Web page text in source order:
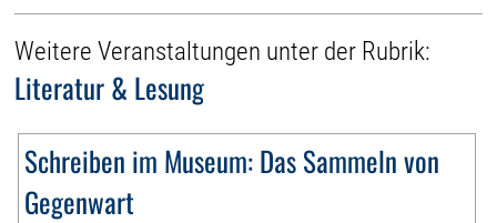
Weitere Veranstaltungen unter der Rubrik:
Literatur & Lesung
Schreiben im Museum: Das Sammeln von
Gegenwart